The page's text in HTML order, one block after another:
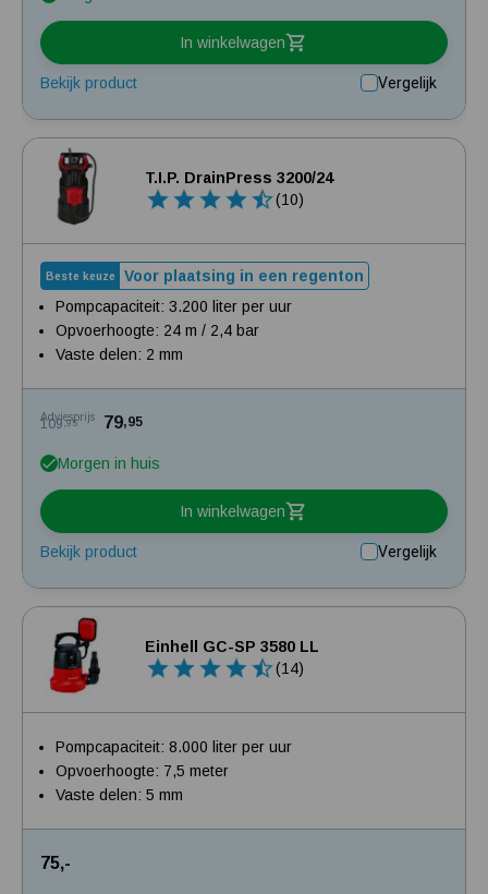
In winkelwagen
Bekijk product Vergelijk
T.I.P. DrainPress 3200/24
(10)
Beste keuze
Voor plaatsing in een regenton
Pompcapaciteit: 3.200 liter per uur
Opvoerhoogte: 24 m / 2,4 bar
Vaste delen: 2 mm
Adviesprijs
109,95 79,95
Morgen in huis
In winkelwagen
Bekijk product Vergelijk
Einhell GC-SP 3580 LL
(14)
Pompcapaciteit: 8.000 liter per uur
Opvoerhoogte: 7,5 meter
Vaste delen: 5 mm
75,-